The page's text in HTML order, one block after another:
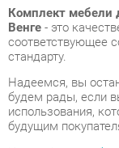
Надеемся, вы
будем рады, если
использования,
будущим
Кроме формы
консультацию,
e-mail, телефону в
Telegram и